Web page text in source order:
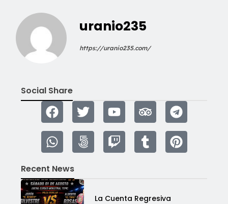
uranio235
https://uranio235.com/
Social Share
Recent News
La Cuenta Regresiva